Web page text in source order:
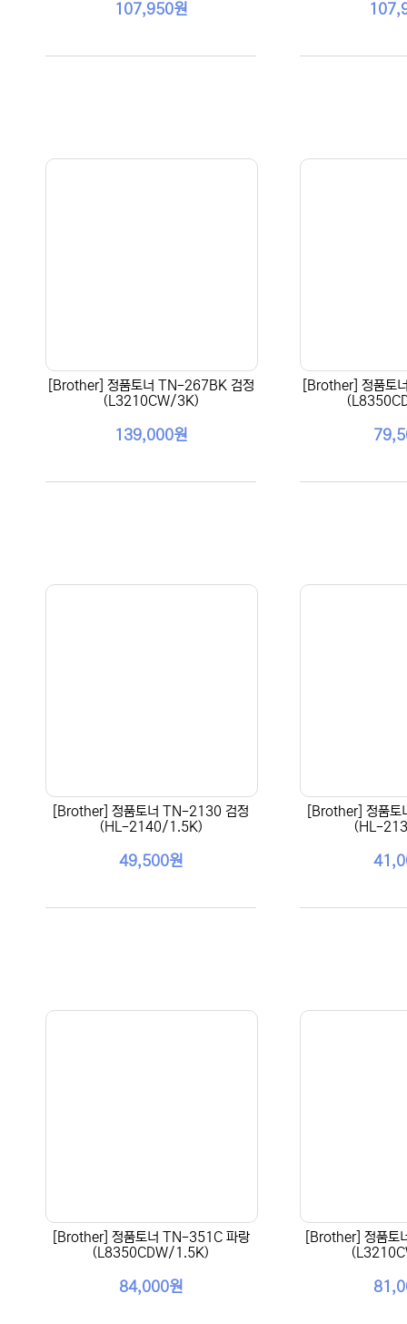
107,950원
[Brother] 정품토너 TN-267BK 검정
(L3210CW/3K)
139,000원
[Brother] 정품토
[Brother] 정품토너 TN-2130 검정
(HL-2140/1.5K)
49,500원
[Brother] 정품
(HL-
[Brother] 정품토너 TN-351C 파랑
(L8350CDW/1.5K)
84,000원
[Brother] 정품